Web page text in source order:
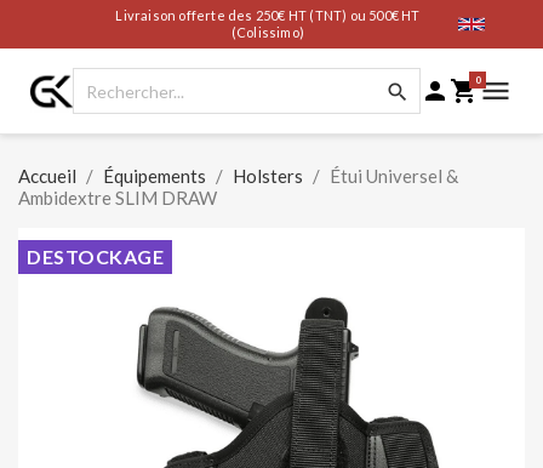
Livraison offerte des 250€ HT (TNT) ou 500€ HT
(Colissimo)
  0
Accueil Équipements Holsters
Étui Universel &
Ambidextre SLIM DRAW
DESTOCKAGE